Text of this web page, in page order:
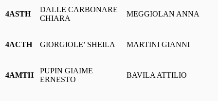
4ASTH
DALLE CARBONARE
CHIARA
MEGGIOLAN ANNA
4ACTH GIORGIOLE’ SHEILA MARTINI GIANNI
4AMTH
PUPIN GIAIME
ERNESTO
BAVILA ATTILIO